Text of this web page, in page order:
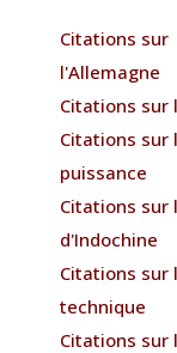
Citations sur
l'Allemagne
Citations sur
Citations sur
puissance
Citations sur
d'Indochine
Citations sur
technique
Citations sur